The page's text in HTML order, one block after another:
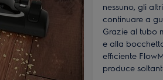
nessuno, gli
continuare a
Grazie al tubo
e alla
efficiente
produce